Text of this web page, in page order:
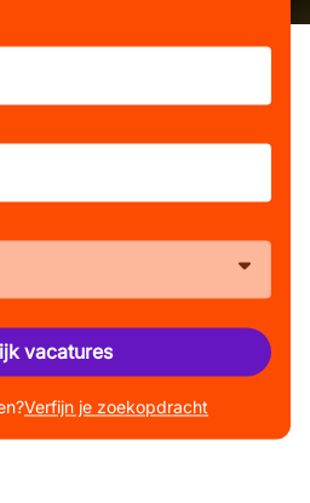
vacatures
Verfijn je zoekopdracht